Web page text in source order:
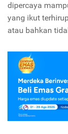
dipercaya
yang ikut
atau bahkan